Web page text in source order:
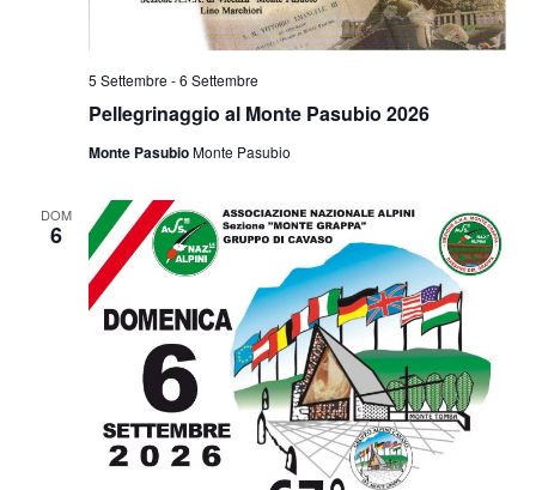
Pellegrinaggio al Monte Pasubio 2026
5 Settembre -6 Settembre
Monte PasubioMonte Pasubio
DOM
6